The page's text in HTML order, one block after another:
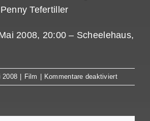
Tefertiller
2008, 20:00 – Scheelehaus,
2008 | Film | Kommentare deaktiviertfür
Comrades